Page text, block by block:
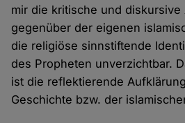
mir die kritische und
gegenüber der eigenen
die religiöse sinnstiftende
des Propheten unverzichtbar.
ist die reflektierende
Geschichte bzw. der